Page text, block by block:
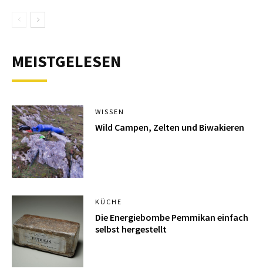
MEISTGELESEN
WISSEN
Wild Campen, Zelten und Biwakieren
KÜCHE
Die Energiebombe Pemmikan einfach
selbst hergestellt